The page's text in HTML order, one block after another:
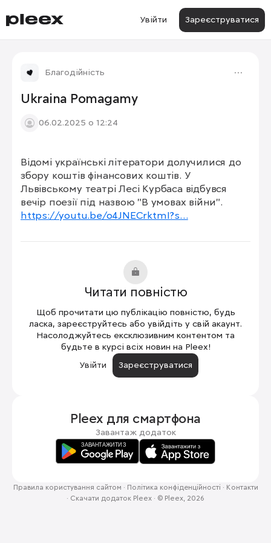
Увійти Зареєструватися
Благодійність
Ukraina Pomagamy
06.02.2025 о 12:24
Відомі українські літератори долучилися до
збору коштів фінансових коштів. У
Львівському театрі Лесі Курбаса відбувся
https://youtu.be/o4JNECrktmI?s…
Читати повністю
Щоб прочитати цю публікацію повністю, будь
ласка, зареєструйтесь або увійдіть у свій акаунт.
Насолоджуйтесь ексклюзивним контентом та
будьте в курсі всіх новин на Pleex!
Увійти
Зареєструватися
Pleex для смартфона
Завантаж додаток
Правила користування сайтом · Політика конфіденційності · Контакти
· Скачати додаток Pleex · © Pleex, 2026